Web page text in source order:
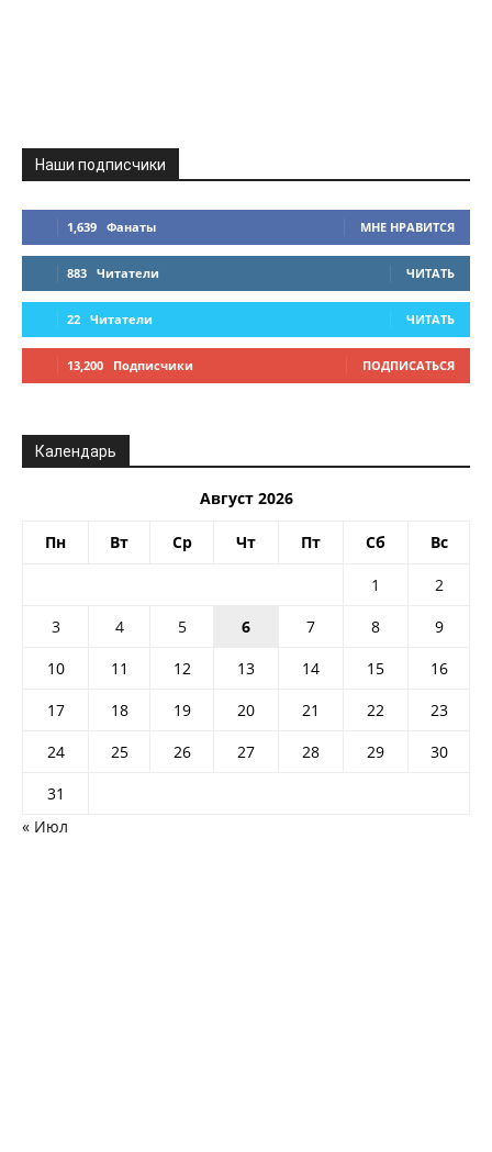
Наши подписчики
1,639 Фанаты МНЕ НРАВИТСЯ
883 Читатели ЧИТАТЬ
22 Читатели ЧИТАТЬ
13,200 Подписчики ПОДПИСАТЬСЯ
Календарь
Август 2026
Пн Вт Ср Чт Пт Сб Вс
1
2
3
4 5 6 7 8
9
10
11 12 13 14 15
16
17
18 19 20 21 22
23
24
25 26 27 28 29
30
31
« Июл